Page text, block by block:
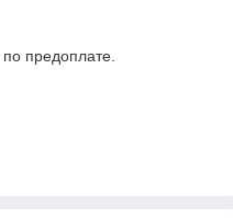
предоплате.